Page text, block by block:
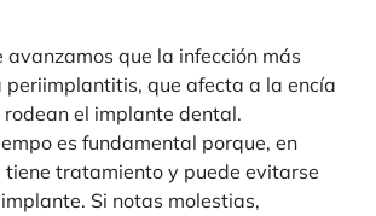
avanzamos que la infección más
periimplantitis, que afecta a la encía
rodean el implante dental.
es fundamental porque, en
tiene tratamiento y puede evitarse
Si notas molestias,